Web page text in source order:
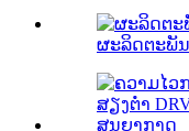
ຜະລິດຕະພັນ